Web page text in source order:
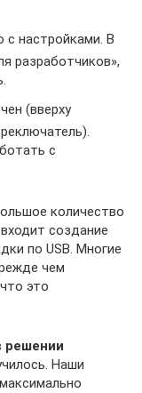
с настройками. В
разработчиков»,
(вверху
с
количество
создание
по USB. Многие
чем
это
решении
Наши